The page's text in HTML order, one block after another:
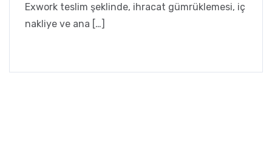
Exwork teslim şeklinde, ihracat gümrüklemesi, iç
nakliye ve ana […]